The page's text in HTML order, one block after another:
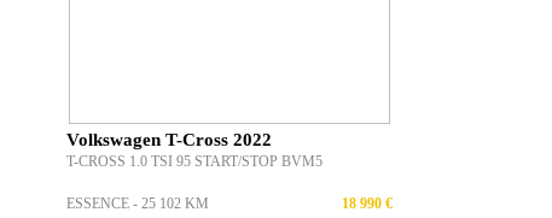
Volkswagen T-Cross 2022
T-CROSS 1.0 TSI 95 START/STOP BVM5
ESSENCE - 25 102 KM 18 990 €